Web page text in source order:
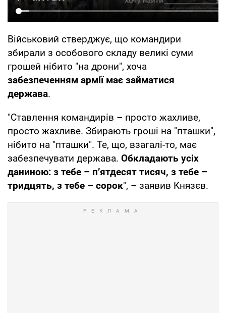
Військовий стверджує, що командири
збирали з особового складу великі суми
грошей нібито "на дрони", хоча
забезпеченням армії має займатися
держава.
"Ставлення командирів – просто жахливе,
просто жахливе. Збирають гроші на "пташки",
нібито на "пташки". Те, що, взагалі-то, має
забезпечувати держава. Обкладають усіх
даниною: з тебе – п’ятдесят тисяч, з тебе –
тридцять, з тебе – сорок", – заявив Князєв.